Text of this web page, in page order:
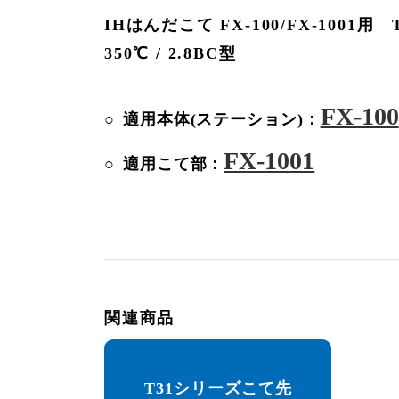
IHはんだこて FX-100/FX-1001用
350℃ / 2.8BC型
適用本体(ステーション)： FX-100
適用こて部：FX-1001
関連商品
T31シリーズこて先